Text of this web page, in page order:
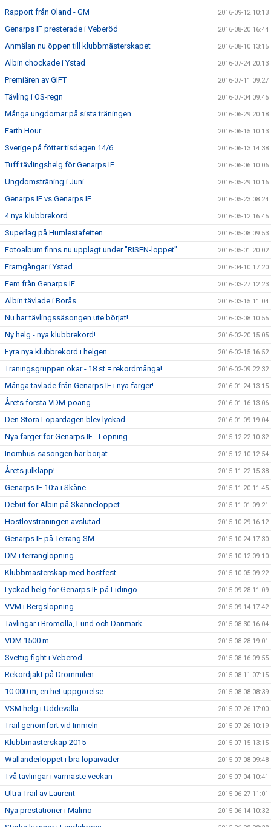
Rapport från Öland - GM 2016-09-12 10:13
Genarps IF presterade i Veberöd 2016-08-20 16:44
Anmälan nu öppen till klubbmästerskapet 2016-08-10 13:15
Albin chockade i Ystad 2016-07-24 20:13
Premiären av GIFT 2016-07-11 09:27
Tävling i ÖS-regn 2016-07-04 09:45
Många ungdomar på sista träningen. 2016-06-29 20:18
Earth Hour 2016-06-15 10:13
Sverige på fötter tisdagen 14/6 2016-06-13 14:38
Tuff tävlingshelg för Genarps IF 2016-06-06 10:06
Ungdomsträning i Juni 2016-05-29 10:16
Genarps IF vs Genarps IF 2016-05-23 08:24
4 nya klubbrekord 2016-05-12 16:45
Superlag på Humlestafetten 2016-05-08 09:53
Fotoalbum finns nu upplagt under "RISEN-loppet" 2016-05-01 20:02
Framgångar i Ystad 2016-04-10 17:20
Fem från Genarps IF 2016-03-27 12:23
Albin tävlade i Borås 2016-03-15 11:04
Nu har tävlingssäsongen ute börjat! 2016-03-08 10:55
Ny helg - nya klubbrekord! 2016-02-20 15:05
Fyra nya klubbrekord i helgen 2016-02-15 16:52
Träningsgruppen ökar - 18 st = rekordmånga! 2016-02-09 22:32
Många tävlade från Genarps IF i nya färger! 2016-01-24 13:15
Årets första VDM-poäng 2016-01-16 13:06
Den Stora Löpardagen blev lyckad 2016-01-09 19:04
Nya färger för Genarps IF - Löpning 2015-12-22 10:32
Inomhus-säsongen har börjat 2015-12-10 12:54
Årets julklapp! 2015-11-22 15:38
Genarps IF 10:a i Skåne 2015-11-20 11:45
Debut för Albin på Skanneloppet 2015-11-01 09:21
Höstlovsträningen avslutad 2015-10-29 16:12
Genarps IF på Terräng SM 2015-10-24 17:30
DM i terränglöpning 2015-10-12 09:10
Klubbmästerskap med höstfest 2015-10-05 09:22
Lyckad helg för Genarps IF på Lidingö 2015-09-28 11:09
VVM i Bergslöpning 2015-09-14 17:42
Tävlingar i Bromölla, Lund och Danmark 2015-08-30 16:04
VDM 1500 m. 2015-08-28 19:01
Svettig fight i Veberöd 2015-08-16 09:55
Rekordjakt på Drömmilen 2015-08-11 07:15
10 000 m, en het uppgörelse 2015-08-08 08:39
VSM helg i Uddevalla 2015-07-26 17:00
Trail genomfört vid Immeln 2015-07-26 10:19
Klubbmästerskap 2015 2015-07-15 13:15
Wallanderloppet i bra löparväder 2015-07-08 09:48
Två tävlingar i varmaste veckan 2015-07-04 10:41
Ultra Trail av Laurent 2015-06-27 11:01
Nya prestationer i Malmö 2015-06-14 10:32